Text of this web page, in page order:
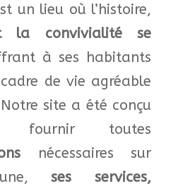
un lieu où l’histoire,
la convivialitése
à ses habitants
de vie agréable
Notre site a été conçu
fournir toutes
nécessaires sur
ses services,